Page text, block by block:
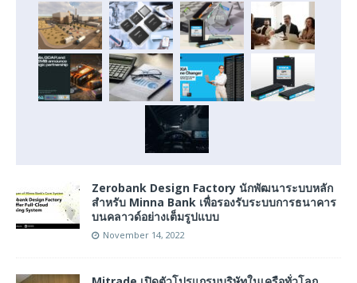
Zerobank Design Factory นักพัฒนาระบบหลัก
สำหรับ Minna Bank เพื่อรองรับระบบการธนาคาร
บนคลาวด์อย่างเต็มรูปแบบ
November 14, 2022